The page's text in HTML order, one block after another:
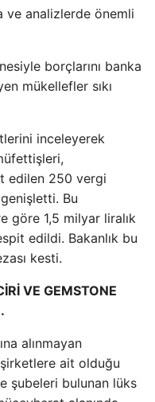
ve analizlerde önemli
borçlarını banka
mükellefler sıkı
inceleyerek
edilen 250 vergi
Bu
göre 1,5 milyar liralık
edildi. Bakanlık bu
kesti.
VE GEMSTONE
alınmayan
ait olduğu
şubeleri bulunan lüks